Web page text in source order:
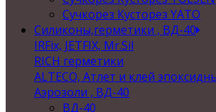
Сучкорез Кусторез YATO
Силиконы,герметики , ВД-40
IRFix, JETFIX, Mr.Sil
RICH герметики
ALTECO, Атлет и клей
Аэрозоли , ВД-40
ВД-40